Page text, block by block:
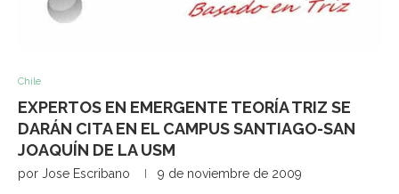
Chile
EXPERTOS EN EMERGENTE TEORÍA TRIZ SE
DARÁN CITA EN EL CAMPUS SANTIAGO-SAN
JOAQUÍN DE LA USM
por Jose Escribano 9 de noviembre de 2009